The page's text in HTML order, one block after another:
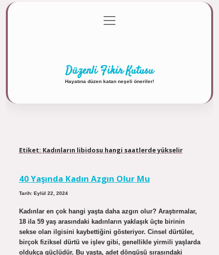
Gizlilik Politikası
menüyü
aç
Düzenli Fikir Kutusu
Hayatına düzen katan neşeli öneriler!
Etiket: Kadınların libidosu hangi saatlerde yükselir
40 Yaşında Kadın Azgın Olur Mu
Tarih: Eylül 22, 2024
Kadınlar en çok hangi yaşta daha azgın olur? Araştırmalar,
18 ila 59 yaş arasındaki kadınların yaklaşık üçte birinin
sekse olan ilgisini kaybettiğini gösteriyor. Cinsel dürtüler,
birçok fiziksel dürtü ve işlev gibi, genellikle yirmili yaşlarda
oldukça güçlüdür. Bu yaşta, adet döngüsü sırasındaki